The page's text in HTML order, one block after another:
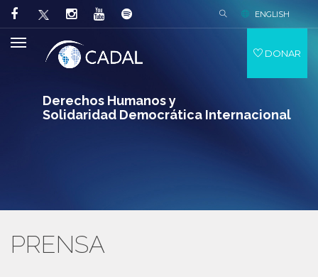
Derechos Humanos y
Solidaridad Democrática Internacional
ENGLISH
DONAR
PRENSA